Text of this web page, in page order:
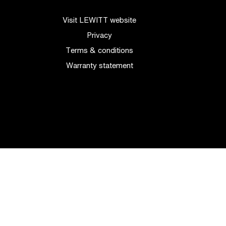
Visit LEWITT website
Privacy
Terms & conditions
Warranty statement